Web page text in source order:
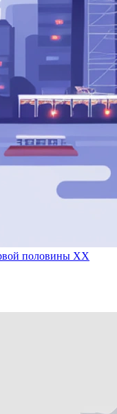
половины XX